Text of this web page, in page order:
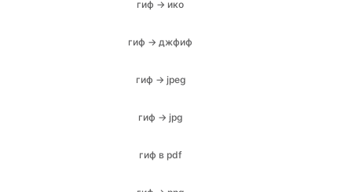
гиф → jpeg
гиф → jpg
гиф в pdf
гиф → png
гиф → svg